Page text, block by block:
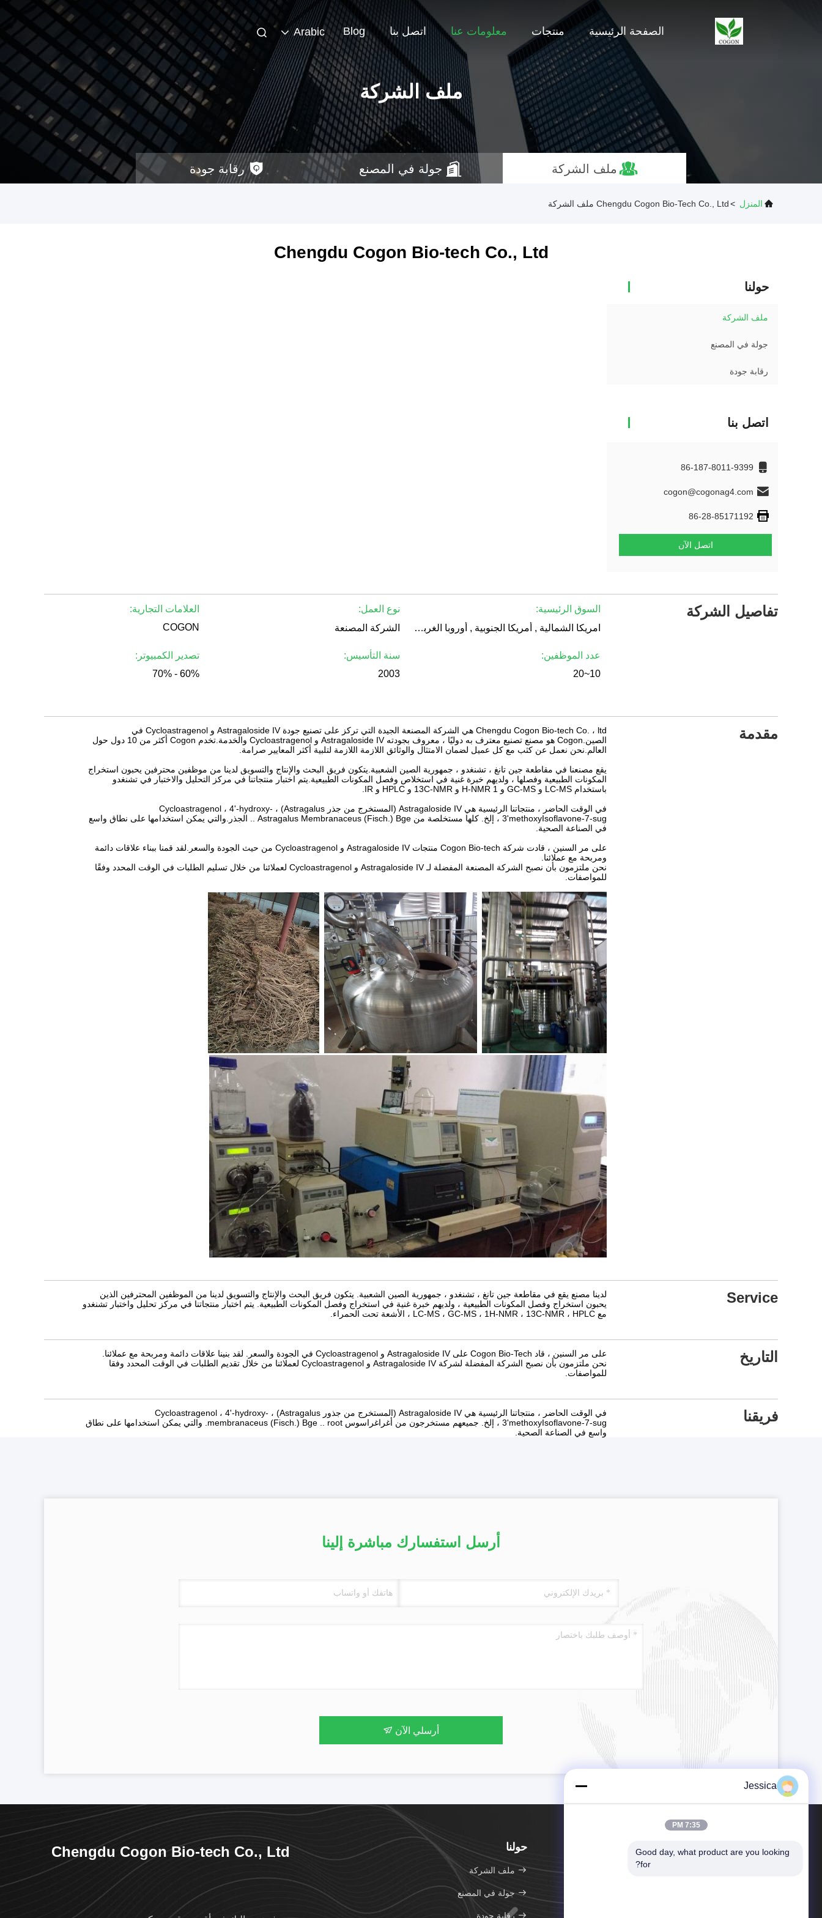
الصفحة الرئيسية منتجات معلومات عنا اتصل بنا Blog
Arabic
ملف الشركة
ملف الشركة جولة في المصنع رقابة جودة
المنزل >Chengdu Cogon Bio-Tech Co., Ltd ملف الشركة
Chengdu Cogon Bio-tech Co., Ltd
حولنا
ملف الشركة
جولة في المصنع
رقابة جودة
اتصل بنا
86-187-8011-9399
cogon@cogonag4.com
86-28-85171192
اتصل الآن
تفاصيل الشركة
السوق الرئيسية:
امريكا الشمالية , أمريكا الجنوبية , أوروبا الغربية , شرق أوروبا , شرق آسيا , جنوب شرق آسيا , الشرق الأوسط , أفريقيا , أوقيانوسيا , في جميع أنحاء العالم
نوع العمل:
الشركة المصنعة
العلامات التجارية:
COGON
عدد الموظفين:
10~20
سنة التأسيس:
2003
تصدير الكمبيوتر:
60% - 70%
مقدمة
Chengdu Cogon Bio-tech Co. ، ltd هي الشركة المصنعة الجيدة التي تركز على تصنيع جودة Astragaloside IV و Cycloastragenol في
الصين.Cogon هو مصنع تصنيع معترف به دوليًا ، معروف بجودته Astragaloside IV و Cycloastragenol والخدمة.تخدم Cogon أكثر من 10 دول حول
العالم.نحن نعمل عن كثب مع كل عميل لضمان الامتثال والوثائق اللازمة اللازمة لتلبية أكثر المعايير صرامة.
يقع مصنعنا في مقاطعة جين تانغ ، تشنغدو ، جمهورية الصين الشعبية.يتكون فريق البحث والإنتاج والتسويق لدينا من موظفين محترفين يحبون استخراج
المكونات الطبيعية وفصلها ، ولديهم خبرة غنية في استخلاص وفصل المكونات الطبيعية.يتم اختبار منتجاتنا في مركز التحليل والاختبار في تشنغدو
باستخدام LC-MS و GC-MS و 1 H-NMR و 13C-NMR و HPLC و IR.
في الوقت الحاضر ، منتجاتنا الرئيسية هي Astragaloside IV (المستخرج من جذر Astragalus) ، Cycloastragenol ، 4'-hydroxy-
3'methoxyIsoflavone-7-sug ، إلخ. كلها مستخلصة من Astragalus Membranaceus (Fisch.) Bge .. الجذر.والتي يمكن استخدامها على نطاق واسع
في الصناعة الصحية.
على مر السنين ، قادت شركة Cogon Bio-tech منتجات Astragaloside IV و Cycloastragenol من حيث الجودة والسعر.لقد قمنا ببناء علاقات دائمة
ومربحة مع عملائنا.
نحن ملتزمون بأن نصبح الشركة المصنعة المفضلة لـ Astragaloside IV و Cycloastragenol لعملائنا من خلال تسليم الطلبات في الوقت المحدد وفقًا
للمواصفات.
Service
لدينا مصنع يقع في مقاطعة جين تانغ ، تشنغدو ، جمهورية الصين الشعبية. يتكون فريق البحث والإنتاج والتسويق لدينا من الموظفين المحترفين الذين
يحبون استخراج وفصل المكونات الطبيعية ، ولديهم خبرة غنية في استخراج وفصل المكونات الطبيعية. يتم اختبار منتجاتنا في مركز تحليل واختبار تشنغدو
مع LC-MS ، GC-MS ، 1H-NMR ، 13C-NMR ، HPLC ، الأشعة تحت الحمراء.
التاريخ
على مر السنين ، قاد Cogon Bio-Tech على Astragaloside IV و Cycloastragenol في الجودة والسعر. لقد بنينا علاقات دائمة ومربحة مع عملائنا.
نحن ملتزمون بأن نصبح الشركة المفضلة لشركة Astragaloside IV و Cycloastragenol لعملائنا من خلال تقديم الطلبات في الوقت المحدد وفقا
للمواصفات.
فريقنا
في الوقت الحاضر ، منتجاتنا الرئيسية هي Astragaloside IV (المستخرج من جذور Astragalus) ، Cycloastragenol ، 4'-hydroxy-
3'methoxyIsoflavone-7-sug ، إلخ. جميعهم مستخرجون من أغراغراسوس membranaceus (Fisch.) Bge .. root. والتي يمكن استخدامها على نطاق
واسع في الصناعة الصحية.
أرسل استفسارك مباشرة إلينا
أرسلي الآن
حولنا
ملف الشركة
جولة في المصنع
رقابة جودة
Chengdu Cogon Bio-tech Co., Ltd
Jessica
7:35 PM
Good day, what product are you looking
for?